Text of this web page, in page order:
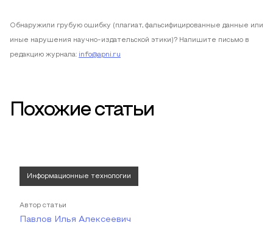
Обнаружили грубую ошибку (плагиат, фальсифицированные данные или
иные нарушения научно-издательской этики)? Напишите письмо в
редакцию журнала: info@apni.ru
Похожие статьи
Информационные технологии
Автор статьи
Павлов Илья Алексеевич